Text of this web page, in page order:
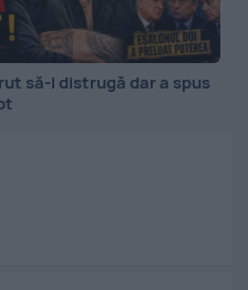
să-l distrugă dar a spus